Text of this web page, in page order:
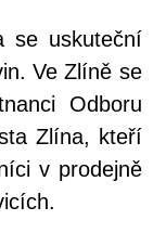
se uskuteční
Ve Zlíně se
Odboru
Zlína, kteří
v prodejně